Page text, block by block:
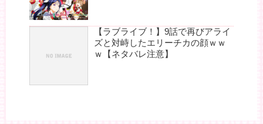
【ラブライブ！】9話で再びアライ
ズと対峙したエリーチカの顔ｗｗ
ｗ【ネタバレ注意】